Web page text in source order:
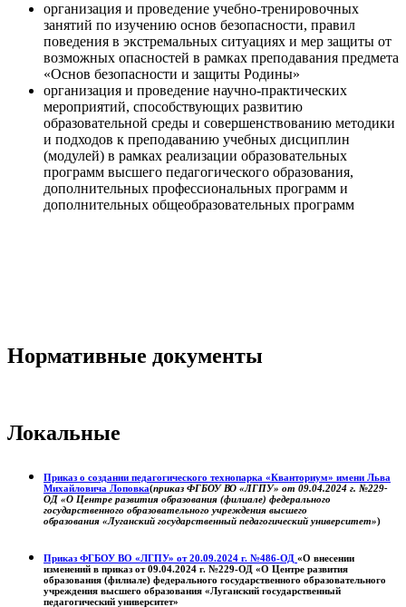
организация и проведение учебно-тренировочных
занятий по изучению основ безопасности, правил
поведения в экстремальных ситуациях и мер защиты от
возможных опасностей в рамках преподавания предмета
«Основ безопасности и защиты Родины»
организация и проведение научно-практических
мероприятий, способствующих развитию
образовательной среды и совершенствованию методики
и подходов к преподаванию учебных дисциплин
(модулей) в рамках реализации образовательных
программ высшего педагогического образования,
дополнительных профессиональных программ и
дополнительных общеобразовательных программ
Нормативные документы
Локальные
Приказ о создании педагогического технопарка «Кванториум» имени Льва
Михайловича Лоповка(приказ ФГБОУ ВО «ЛГПУ» от 09.04.2024 г. №229-
ОД «О Центре развития образования (филиале) федерального
государственного образовательного учреждения высшего
образования «Луганский государственный педагогический университет»)
Приказ ФГБОУ ВО «ЛГПУ» от 20.09.2024 г. №486-ОД «О внесении
изменений в приказ от 09.04.2024 г. №229-ОД «О Центре развития
образования (филиале) федерального государственного образовательного
учреждения высшего образования «Луганский государственный
педагогический университет»